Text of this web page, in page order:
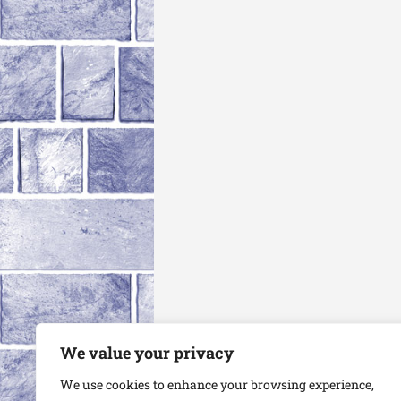
We value your privacy
We use cookies to enhance your browsing experience,